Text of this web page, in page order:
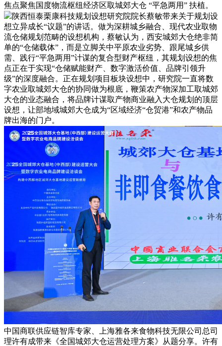
焦点聚焦国度物流枢纽经济区取城郊大仓 “平急两用” 扶植。
陕西恒泰栗康科技规划设想研究院院长蔡敏带来关于规划设
想立异成长“议题”的讲话。做为深耕城乡融合、现代农业取物
流仓储规划范畴的设想机构，蔡敏认为，西安城郊大仓绝非简
单的“仓储载体”，而是立脚关中平原农业劣势、跟尾城乡供
需、践行“平急两用”计谋的复合型财产枢纽，其规划设想的焦
点正在于实现“仓储赋能财产、数字激活价值、品牌引领升
级”的深度融合。正在规划项目板块设想中，研究院一直将数
字农业取城郊大仓的协同做为根底，鞭策农产物深加工取城郊
大仓的业态融合，将品牌计谋取产物商业融入大仓规划的顶层
设想，让部地域城郊大仓成为“区域经济“仓贸港”和农产物品
牌出海的门户。
中国商联供应链智库专家、上海雅各来食物科技无限公司总司
理许有成带来《全国城郊大仓运营处理方案》从题分享。许有